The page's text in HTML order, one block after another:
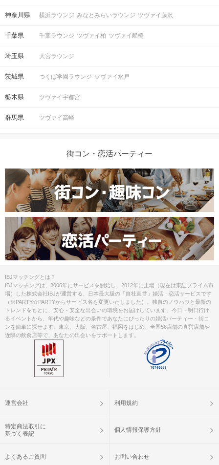
神奈川県 横浜ラウンジ みなとみらいラウンジ ツヴァイ藤沢
千葉県 千葉ラウンジ ツヴァイ柏 ツヴァイ船橋
埼玉県 大宮ラウンジ
茨城県 つくば学園ラウンジ ツヴァイ水戸
栃木県 ツヴァイ宇都宮
群馬県 ツヴァイ高崎
街コン・恋活パーティー
IBJマッチングとは？
IBJマッチングは、2006年にサービスを開始し、2012年に上場（現在は東証プライム市
場）した株式会社IBJが運営する、日本最大級の「自社直営」婚活・恋活サービスです
（※PARTY☆PARTYからサービス名を変更いたしました）。独自のノウハウと最新の
トレンドをもとに、安心・安全な出会いの環境をお届けしています。今日・明日行け
るイベントから、年代や趣味などの条件であなたにぴったりの婚活パーティー・街コ
ンを簡単に探せます。東京、大阪、名古屋、福岡をはじめ、全国56店舗の直営店舗や
近隣の飲食店等で、あなたの出会いをサポートします。
運営会社 利用規約
特定商法取引に
基づく表記
個人情報保護方針
よくあるご質問 お問い合わせ